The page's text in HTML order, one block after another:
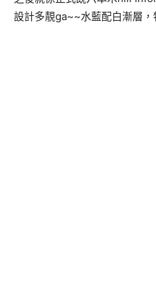
設計多靚ga~~水藍配白漸層，